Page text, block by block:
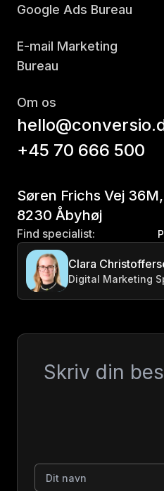
Google Ads Bureau
E-mail Marketing
Bureau
Om os
+45 70 666 500
Søren Frichs Vej
8230 Åbyhøj
Find specialist:
Clara
Digital Marketing
Dit navn